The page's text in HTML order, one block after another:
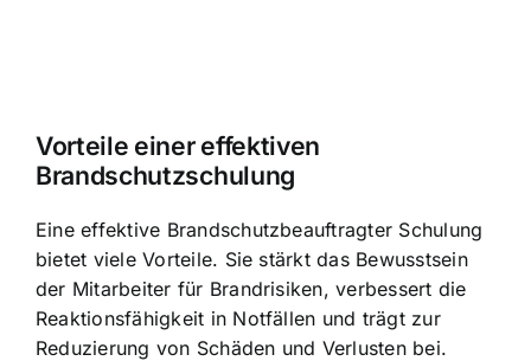
Vorteile einer effektiven
Brandschutzschulung
Eine effektive Brandschutzbeauftragter Schulung
bietet viele Vorteile. Sie stärkt das Bewusstsein
der Mitarbeiter für Brandrisiken, verbessert die
Reaktionsfähigkeit in Notfällen und trägt zur
Reduzierung von Schäden und Verlusten bei.